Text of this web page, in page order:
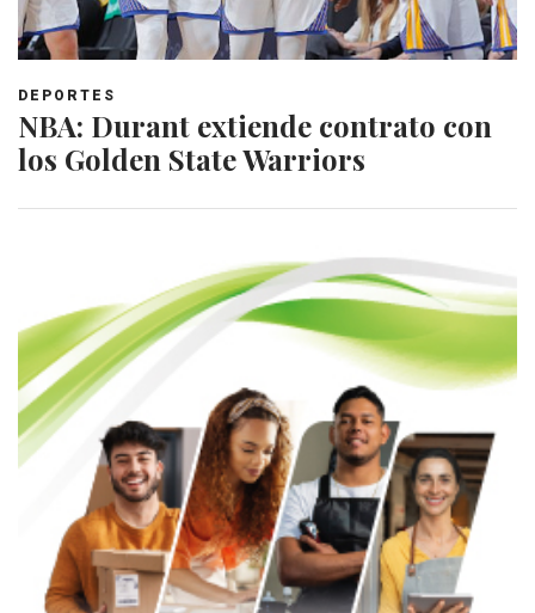
DEPORTES
NBA: Durant extiende contrato con
los Golden State Warriors